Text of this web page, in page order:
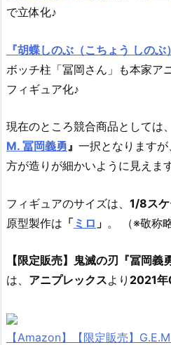
で立体化♪
『胡蝶しのぶ（こちょう しの
ボッチ柱「冨岡さん」も本家ア
フィギュア化♪
現在のところ競合商品としては
M. 冨岡義勇』 一択となります
方が造りが細かいように見えま
フィギュアのサイズは、 1/8ス
原型製作は 「 ミロ 」 。 （※敬称略
【限定販売】鬼滅の刃『冨岡
は、 アニプレックスより 2021年
【Amazon】【限定販売】